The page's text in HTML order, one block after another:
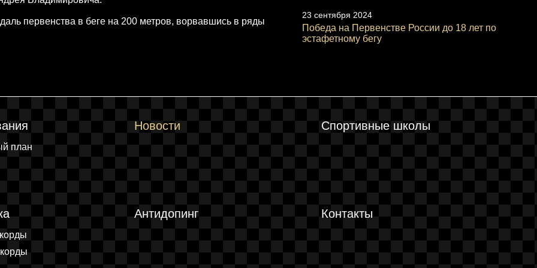
первенства в беге на 200 метров, ворвавшись в ряды
23 сентября 2024
Победа на Первенстве России до 18 лет по
эстафетному бегу
план
Новости Спортивные школы
Антидопинг Контакты